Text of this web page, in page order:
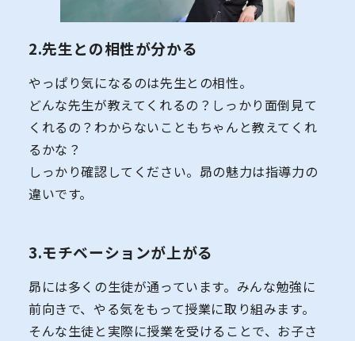
2.先生との相性が分かる
やっぱり気になるのは先生との相性。
どんな先生が教えてくれるの？しっかり面倒見て
くれるの？わからないこともちゃんと教えてくれ
るかな？
しっかり確認してください。昴の魅力は指導力の
違いです。
3.モチベーションが上がる
昴には多くの生徒が通っています。みんな勉強に
前向きで、やる気をもって授業に取り組みます。
そんな生徒と実際に授業を受けることで、お子さ